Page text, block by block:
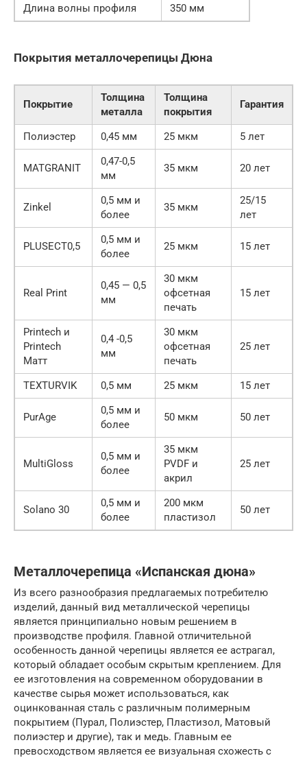
Длина волны профиля
350 мм
Покрытия металлочерепицы Дюна
Покрытие
Толщина
металла
Толщина
покрытия
Гарантия
Полиэстер 0,45 мм 25 мкм 5 лет
MATGRANIT
0,47-0,5
мм
35 мкм 20 лет
Zinkel
0,5 мм и
более
35 мкм
25/15
лет
PLUSECT0,5
0,5 мм и
более
25 мкм 15 лет
Real Print
0,45 — 0,5
мм
30 мкм
офсетная
печать
15 лет
Printech и
Printech
Матт
0,4 -0,5
мм
30 мкм
офсетная
печать
25 лет
TEXTURVIK 0,5 мм 25 мкм 15 лет
PurAge
0,5 мм и
более
50 мкм 50 лет
MultiGloss
0,5 мм и
более
35 мкм
PVDF и
акрил
25 лет
Solano 30
0,5 мм и
более
200 мкм
пластизол
50 лет
Металлочерепица «Испанская дюна»
Из всего разнообразия предлагаемых потребителю
изделий, данный вид металлической черепицы
является принципиально новым решением в
производстве профиля. Главной отличительной
особенность данной черепицы является ее астрагал,
который обладает особым скрытым креплением. Для
ее изготовления на современном оборудовании в
качестве сырья может использоваться, как
оцинкованная сталь с различным полимерным
покрытием (Пурал, Полиэстер, Пластизол, Матовый
полиэстер и другие), так и медь. Главным ее
превосходством является ее визуальная схожесть с